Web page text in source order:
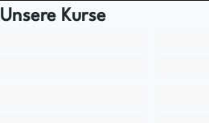
Unsere Kurse